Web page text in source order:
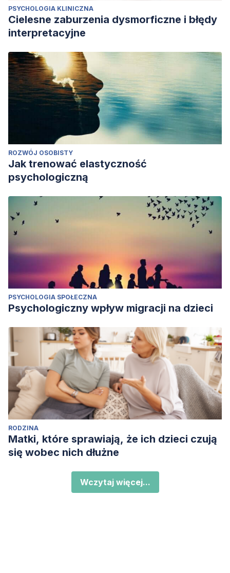
PSYCHOLOGIA KLINICZNA
Cielesne zaburzenia dysmorficzne i błędy
interpretacyjne
ROZWÓJ OSOBISTY
Jak trenować elastyczność
psychologiczną
PSYCHOLOGIA SPOŁECZNA
Psychologiczny wpływ migracji na dzieci
RODZINA
Matki, które sprawiają, że ich dzieci czują
się wobec nich dłużne
Wczytaj więcej...